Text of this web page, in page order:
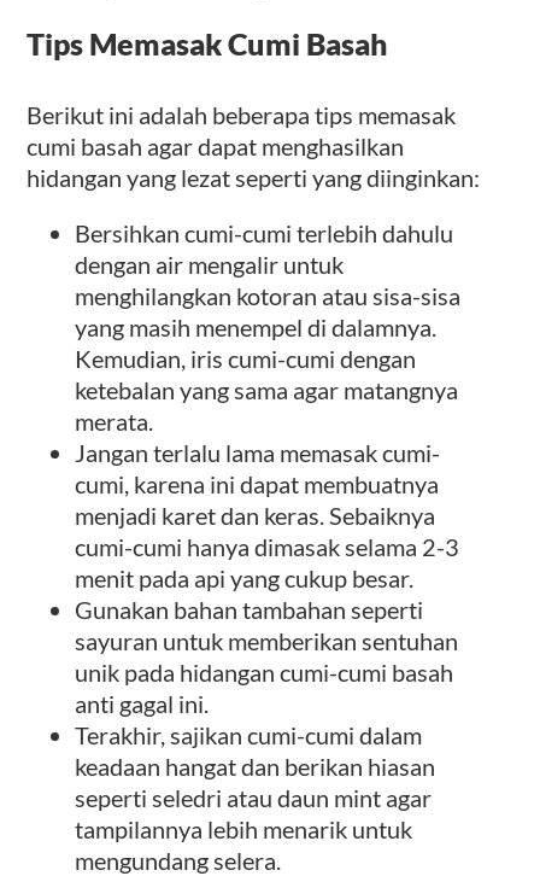
Tips Memasak Cumi Basah
Berikut ini adalah beberapa tips memasak
cumi basah agar dapat menghasilkan
hidangan yang lezat seperti yang diinginkan:
Bersihkan cumi-cumi terlebih dahulu
dengan air mengalir untuk
menghilangkan kotoran atau sisa-sisa
yang masih menempel di dalamnya.
Kemudian, iris cumi-cumi dengan
ketebalan yang sama agar matangnya
merata.
Jangan terlalu lama memasak cumi-
cumi, karena ini dapat membuatnya
menjadi karet dan keras. Sebaiknya
cumi-cumi hanya dimasak selama 2-3
menit pada api yang cukup besar.
Gunakan bahan tambahan seperti
sayuran untuk memberikan sentuhan
unik pada hidangan cumi-cumi basah
anti gagal ini.
Terakhir, sajikan cumi-cumi dalam
keadaan hangat dan berikan hiasan
seperti seledri atau daun mint agar
tampilannya lebih menarik untuk
mengundang selera.